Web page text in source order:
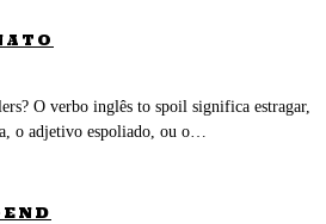
O verbo inglês to spoil significa estragar,
o adjetivo espoliado, ou o…